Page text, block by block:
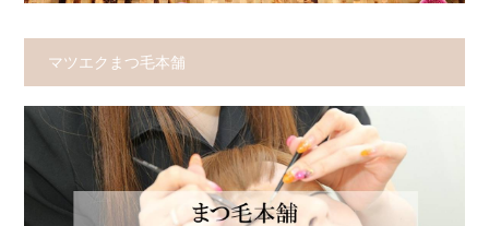
マツエクまつ毛本舗